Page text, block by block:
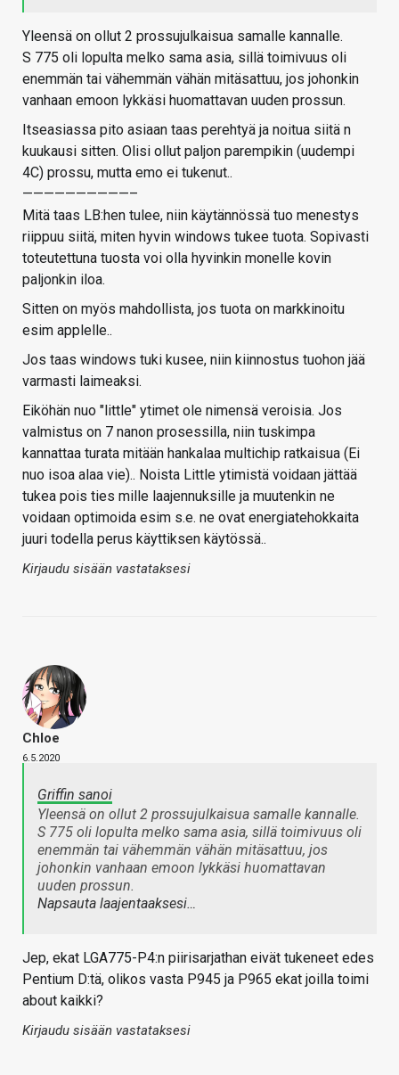
Yleensä on ollut 2 prossujulkaisua samalle kannalle.
S 775 oli lopulta melko sama asia, sillä toimivuus oli
enemmän tai vähemmän vähän mitäsattuu, jos johonkin
vanhaan emoon lykkäsi huomattavan uuden prossun.
Itseasiassa pito asiaan taas perehtyä ja noitua siitä n
kuukausi sitten. Olisi ollut paljon parempikin (uudempi
4C) prossu, mutta emo ei tukenut..
——————————–
Mitä taas LB:hen tulee, niin käytännössä tuo menestys
riippuu siitä, miten hyvin windows tukee tuota. Sopivasti
toteutettuna tuosta voi olla hyvinkin monelle kovin
paljonkin iloa.
Sitten on myös mahdollista, jos tuota on markkinoitu
esim applelle..
Jos taas windows tuki kusee, niin kiinnostus tuohon jää
varmasti laimeaksi.
Eiköhän nuo "little" ytimet ole nimensä veroisia. Jos
valmistus on 7 nanon prosessilla, niin tuskimpa
kannattaa turata mitään hankalaa multichip ratkaisua (Ei
nuo isoa alaa vie).. Noista Little ytimistä voidaan jättää
tukea pois ties mille laajennuksille ja muutenkin ne
voidaan optimoida esim s.e. ne ovat energiatehokkaita
juuri todella perus käyttiksen käytössä..
Kirjaudu sisään vastataksesi
Chloe
6.5.2020
Griffin sanoi
Yleensä on ollut 2 prossujulkaisua samalle kannalle.
S 775 oli lopulta melko sama asia, sillä toimivuus oli
enemmän tai vähemmän vähän mitäsattuu, jos
johonkin vanhaan emoon lykkäsi huomattavan
uuden prossun.
Napsauta laajentaaksesi…
Jep, ekat LGA775-P4:n piirisarjathan eivät tukeneet edes
Pentium D:tä, olikos vasta P945 ja P965 ekat joilla toimi
about kaikki?
Kirjaudu sisään vastataksesi